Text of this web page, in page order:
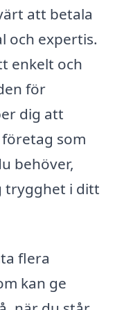
att betala
och expertis.
enkelt och
för
dig att
som
behöver,
trygghet i ditt
flera
kan ge